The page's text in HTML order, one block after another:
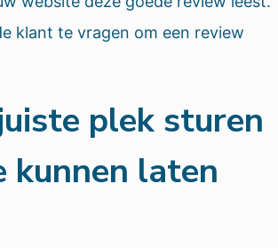
klant te vragen om een review
plek sturen
kunnen laten